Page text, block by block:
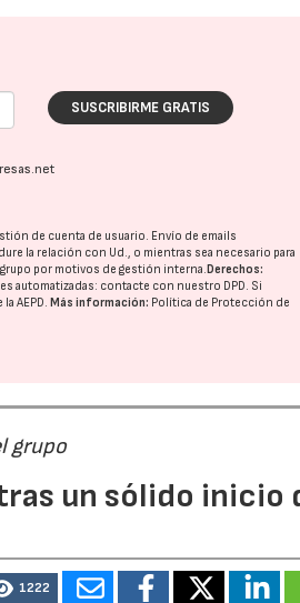
SUSCRIBIRME GRATIS
de cuenta de usuario. Envío de emails
la relación con Ud., o mientras sea necesario para
por motivos de gestión interna. Derechos:
automatizadas: contacte con nuestro DPD. Si
laAEPD. Más información: Política de Protección de
grupo
un sólido inicio
1222